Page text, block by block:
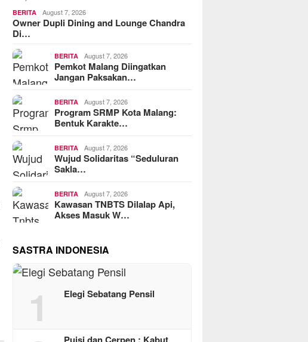
BERITA August 7, 2026
Owner Dupli Dining and Lounge Chandra
Di…
BERITA August 7, 2026
Pemkot Malang Diingatkan
Jangan Paksakan…
BERITA August 7, 2026
Program SRMP Kota Malang:
Bentuk Karakte…
BERITA August 7, 2026
Wujud Solidaritas “Seduluran
Sakla…
BERITA August 7, 2026
Kawasan TNBTS Dilalap Api,
Akses Masuk W…
SASTRA INDONESIA
1 Elegi Sebatang Pensil